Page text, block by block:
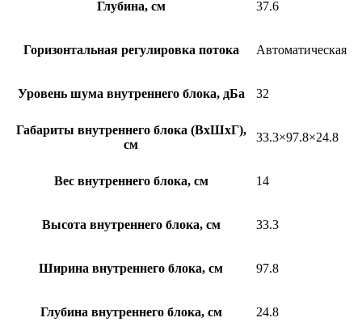
Глубина, см 37.6
Горизонтальная регулировка потока Автоматическая
Уровень шума внутреннего блока, дБа 32
Габариты внутреннего блока (ВхШхГ),
см
33.3×97.8×24.8
Вес внутреннего блока, см 14
Высота внутреннего блока, см 33.3
Ширина внутреннего блока, см 97.8
Глубина внутреннего блока, см 24.8